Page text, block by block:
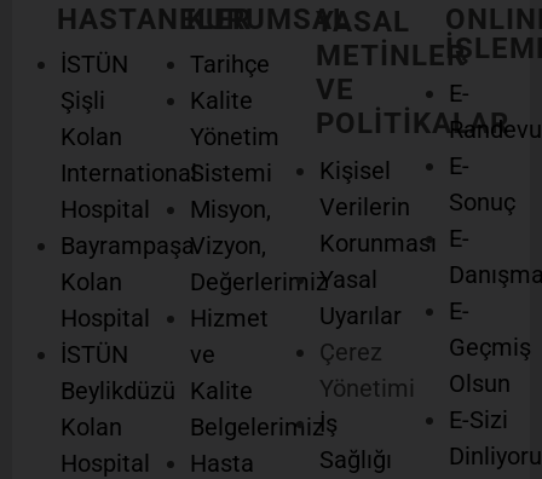
HASTANELER
İSTÜN
Şişli
Kolan
International
Hospital
Bayrampaşa
Kolan
Hospital
İSTÜN
Beylikdüzü
Kolan
Hospital
KURUMSAL
Tarihçe
Kalite
Yönetim
Sistemi
Misyon,
Vizyon,
Değerlerimiz
Hizmet
ve
Kalite
Belgelerimiz
Hasta
YASAL
METİNLER
VE
POLİTİKALAR
Kişisel
Verilerin
Korunması
Yasal
Uyarılar
Çerez
Yönetimi
İş
Sağlığı
E-
Randevu
E-
Sonuç
E-
E-
Geçmiş
Olsun
E-Sizi